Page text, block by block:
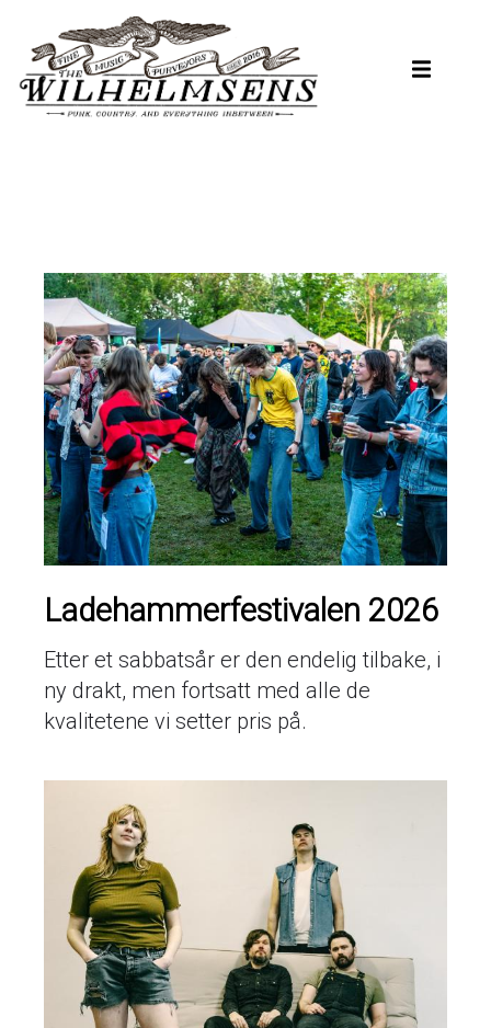
hovedinnhold
Ladehammerfestivalen 2026
Etter et sabbatsår er den endelig tilbake, i
ny drakt, men fortsatt med alle de
kvalitetene vi setter pris på.